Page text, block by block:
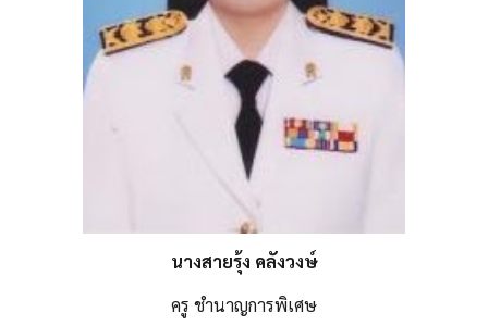
นางสายรุ้ง คลังวงษ์
ครู ชำนาญการพิเศษ